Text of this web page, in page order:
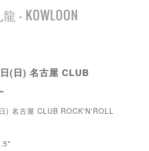
- KOWLOON
(日) 名古屋 CLUB
) 名古屋 CLUB ROCK'N'ROLL